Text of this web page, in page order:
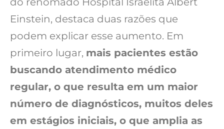
Einstein, destaca duas razões que
podem explicar esse aumento. Em
primeiro lugar, mais pacientes estão
buscando atendimento médico
regular, o que resulta em um maior
número de diagnósticos, muitos deles
em estágios iniciais, o que amplia as